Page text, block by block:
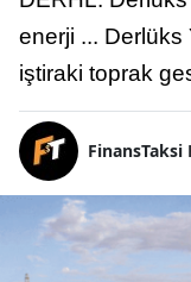
enerji ... Derlüks
iştiraki toprak